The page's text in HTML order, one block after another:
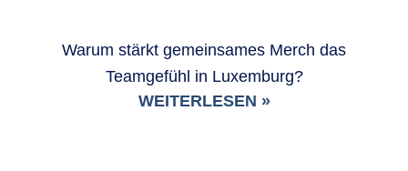
Warum stärkt gemeinsames Merch das
Teamgefühl in Luxemburg?
WEITERLESEN »